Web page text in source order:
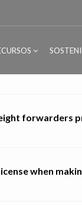
forwarders
when